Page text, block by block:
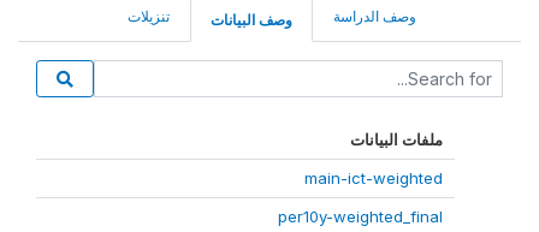
وصف الدراسة وصف البيانات تنزيلات
ملفات البيانات
main-ict-weighted
per10y-weighted_final